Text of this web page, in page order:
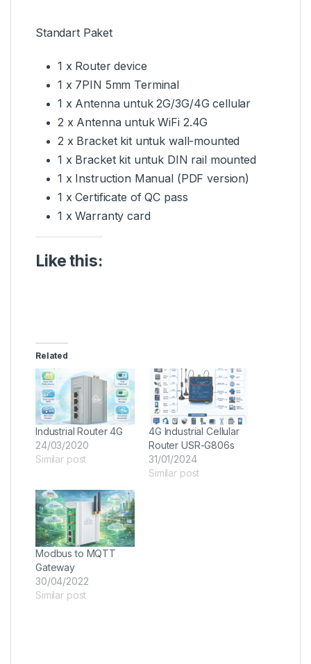
Standart Paket
1 x Router device
1 x 7PIN 5mm Terminal
1 x Antenna untuk 2G/3G/4G cellular
2 x Antenna untuk WiFi 2.4G
2 x Bracket kit untuk wall-mounted
1 x Bracket kit untuk DIN rail mounted
1 x Instruction Manual (PDF version)
1 x Certificate of QC pass
1 x Warranty card
Like this:
Related
Industrial Router 4G
24/03/2020
Similar post
4G Industrial Cellular
Router USR-G806s
31/01/2024
Similar post
Modbus to MQTT
Gateway
30/04/2022
Similar post